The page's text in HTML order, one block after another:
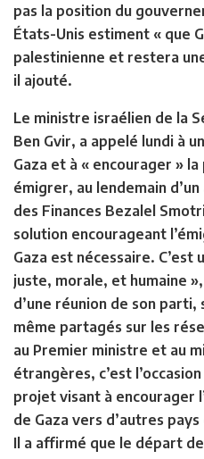
pas la position du
États-Unis estiment « que
palestinienne et restera
il ajouté.
Le ministre israélien de la
Ben Gvir, a appelé lundi à
Gaza et à « encourager »
émigrer, au lendemain
des Finances Bezalel
solution encourageant
Gaza est nécessaire.
juste, morale, et humaine
d’une réunion de son parti,
même partagés sur les
au Premier ministre et au
étrangères, c’est
projet visant à encourager
de Gaza vers d’autres
Il a affirmé que le départ